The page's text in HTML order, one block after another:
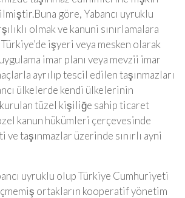
göre, Yabancı uyruklu
olmak ve kanuni sınırlamalara
işyeri veya mesken olarak
imar planı veya mevzii imar
ayrılıp tescil edilen taşınmazları
ülkelerde kendi ülkelerinin
tüzel kişiliğe sahip ticaret
kanun hükümleri çerçevesinde
ve taşınmazlar üzerinde sınırlı ayni
uyruklu olup Türkiye Cumhuriyeti
ortakların kooperatif yönetim